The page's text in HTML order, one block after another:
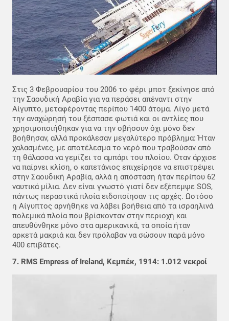
Στις 3 Φεβρουαρίου του 2006 το φέρι μποτ ξεκίνησε από
την Σαουδική Αραβία για να περάσει απέναντι στην
Αίγυπτο, μεταφέροντας περίπου 1400 άτομα. Λίγο μετά
την αναχώρησή του ξέσπασε φωτιά και οι αντλίες που
χρησιμοποιήθηκαν για να την σβήσουν όχι μόνο δεν
βοήθησαν, αλλά προκάλεσαν μεγαλύτερο πρόβλημα: Ήταν
χαλασμένες, με αποτέλεσμα το νερό που τραβούσαν από
τη θάλασσα να γεμίζει το αμπάρι του πλοίου. Όταν άρχισε
να παίρνει κλίση, ο καπετάνιος επιχείρησε να επιστρέψει
στην Σαουδική Αραβία, αλλά η απόσταση ήταν περίπου 62
ναυτικά μίλια. Δεν είναι γνωστό γιατί δεν εξέπεμψε SOS,
πάντως περαστικά πλοία ειδοποίησαν τις αρχές. Ωστόσο
η Αίγυπτος αρνήθηκε να λάβει βοήθεια από τα ισραηλινά
πολεμικά πλοία που βρίσκονταν στην περιοχή και
απευθύνθηκε μόνο στα αμερικανικά, τα οποία ήταν
αρκετά μακριά και δεν πρόλαβαν να σώσουν παρά μόνο
400 επιβάτες.
7. RMS Εmpress of Ireland, Κεμπέκ, 1914: 1.012 νεκροί